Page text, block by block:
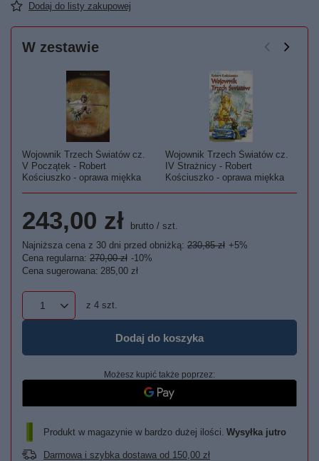
Dodaj do listy zakupowej
W zestawie
Wojownik Trzech Światów cz.
V Początek - Robert
Kościuszko - oprawa miękka
Wojownik Trzech Światów cz.
IV Strażnicy - Robert
Kościuszko - oprawa miękka
243,00 zł brutto / szt.
Najniższa cena z 30 dni przed obniżką: 230,85 zł +5%
Cena regularna: 270,00 zł -10%
Cena sugerowana: 285,00 zł
z 4 szt.
Dodaj do koszyka
Możesz kupić także poprzez:
Produkt w magazynie w bardzo dużej ilości Wysyłka jutro
Darmowa i szybka dostawa od 150,00 zł